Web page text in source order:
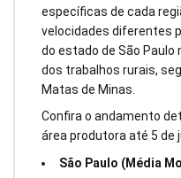
específicas de cada
velocidades diferentes
do estado de São
dos trabalhos rurais,
Matas de Minas.
Confira o andamento
área produtora até 5 de
São Paulo (Média